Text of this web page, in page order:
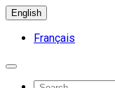
English
Français